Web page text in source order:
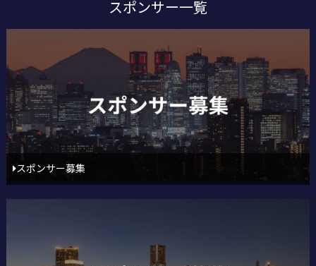
スポンサー一覧
スポンサー募集